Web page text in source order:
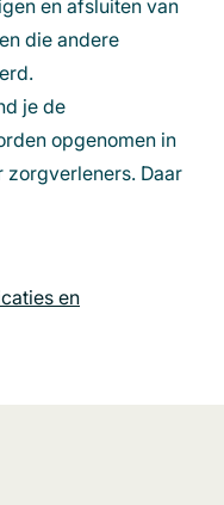
en afsluiten van
die andere
je de
opgenomen in
zorgverleners. Daar
en